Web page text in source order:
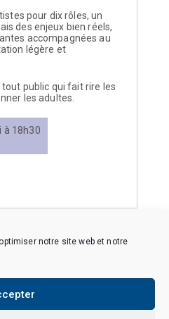
notre site web et notre
pour dix rôles, un
des enjeux bien réels,
accompagnées au
légère et
public qui fait rire les
les adultes.
à 18h30
CNRS. Tous droits réservés.
Politique de confidentialité